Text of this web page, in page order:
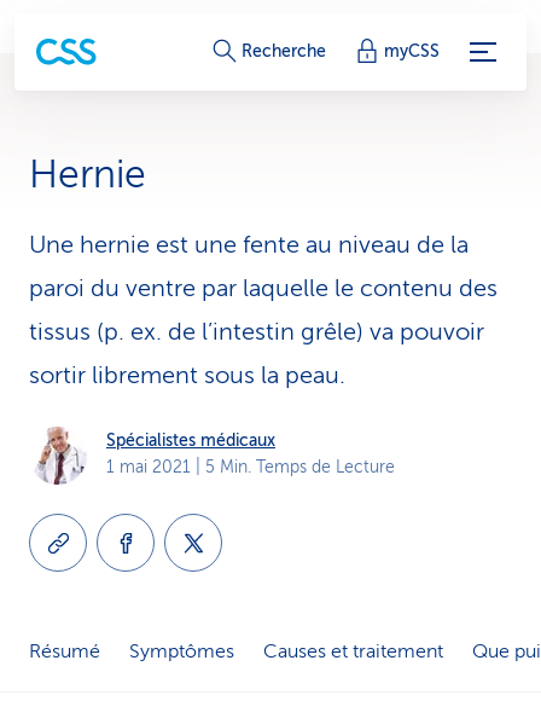
L
s
d
e
s
e
r
v
Recherche myCSS
Hernie
Une hernie est une fente au niveau de la
paroi du ventre par laquelle le contenu des
tissus (p. ex. de l’intestin grêle) va pouvoir
sortir librement sous la peau.
Spécialistes médicaux
1 mai 2021 | 5 Min. Temps de Lecture
Résumé Symptômes Causes et traitement Que